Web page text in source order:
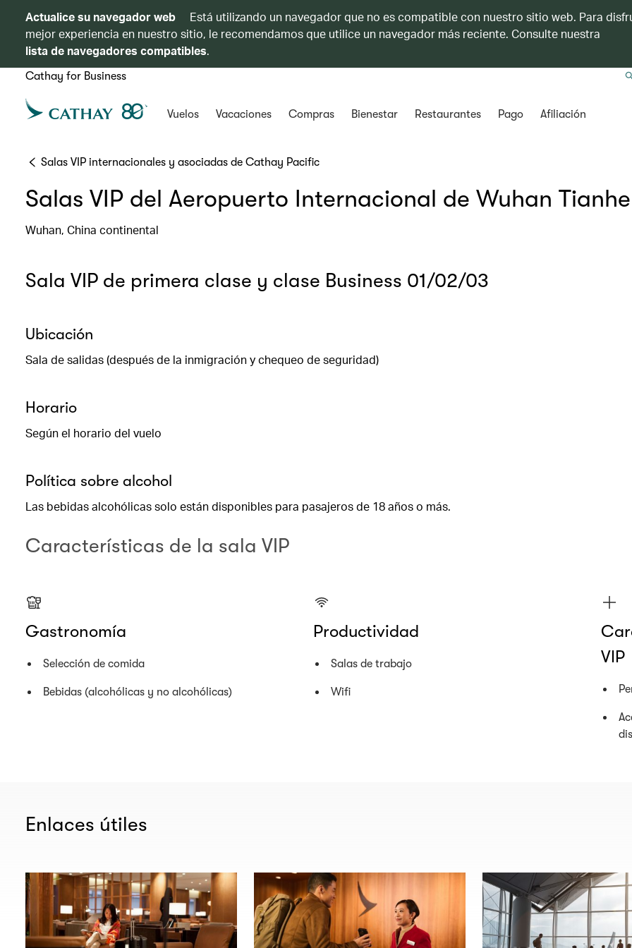
Actualice su navegador web
Está utilizando un navegador que no es compatible con nuestro sitio web. Para
mejor experiencia en nuestro sitio, le recomendamos que utilice un navegador más reciente. Consulte nuestra
lista de navegadores compatibles.
Cathay for Business
Vuelos Vacaciones Compras Bienestar Restaurantes Pago Afiliación
Salas VIP internacionales y asociadas de Cathay Pacific
Salas VIP del Aeropuerto Internacional de Wuhan Tianhe
Wuhan, China continental
Sala VIP de primera clase y clase Business 01/02/03
Ubicación
Sala de salidas (después de la inmigración y chequeo de seguridad)
Horario
Según el horario del vuelo
Política sobre alcohol
Las bebidas alcohólicas solo están disponibles para pasajeros de 18 años o más.
Características de la sala VIP
Gastronomía
Selección de comida
Bebidas (alcohólicas y no alcohólicas)
Productividad
Salas de trabajo
Wifi
VIP
Enlaces útiles